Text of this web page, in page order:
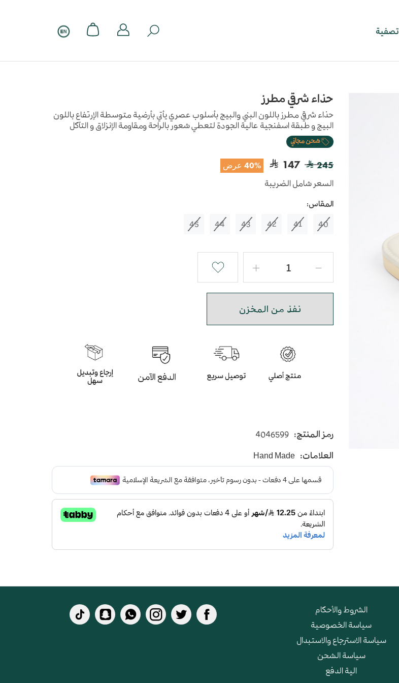
تصفية
حذاء شرقي مطرز
حذاء شرقي مطرز باللون البني والبيج بأسلوب عصري يأتي بأرضية متوسطة الإرتفاع باللون
البيج و طبقة اسفنجية عالية الجودة لتعطي شعور بالراحة ومقاومة الإنزلاق و التآكل
شحن مجاني
245
147 40% عرض
السعر شامل الضريبة
المقاس:
40
41
42
43
44
45
نفذ من المخزن
رمز المنتج: 4046599
العلامات: Hand Made
الشروط والأحكام
سياسة الخصوصية
سياسة الاسترجاع والاستبدال
سياسة الشحن
الية الدفع